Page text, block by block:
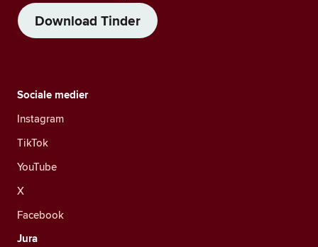
Download Tinder
Sociale medier
Instagram
TikTok
YouTube
X
Facebook
Jura